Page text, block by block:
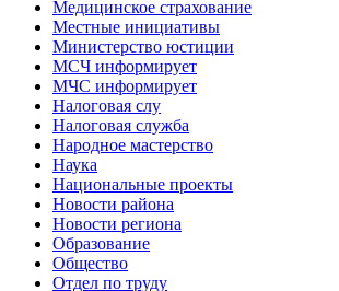
Медицинское страхование
Местные инициативы
Министерство юстиции
МСЧ информирует
МЧС информирует
Налоговая слу
Налоговая служба
Народное мастерство
Наука
Национальные проекты
Новости района
Новости региона
Образование
Общество
Отдел по труду